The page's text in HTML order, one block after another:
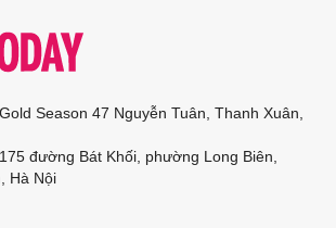
Season 47 Nguyễn Tuân, Thanh Xuân,
đường Bát Khối, phường Long Biên,
Hà Nội